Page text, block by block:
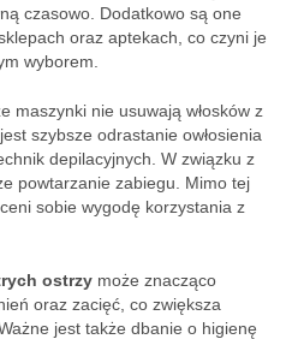
czasowo. Dodatkowo są one
oraz aptekach, co czyni je
wyborem.
maszynki nie usuwają włosków z
szybsze odrastanie owłosienia
depilacyjnych. W związku z
powtarzanie zabiegu. Mimo tej
sobie wygodę korzystania z
ostrzy może znacząco
oraz zacięć, co zwiększa
jest także dbanie o higienę